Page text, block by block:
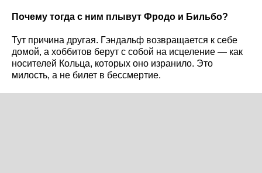
Почему тогда с ним плывут Фродо и Бильбо?
Тут причина другая. Гэндальф возвращается к себе
домой, а хоббитов берут с собой на исцеление — как
носителей Кольца, которых оно изранило. Это
милость, а не билет в бессмертие.